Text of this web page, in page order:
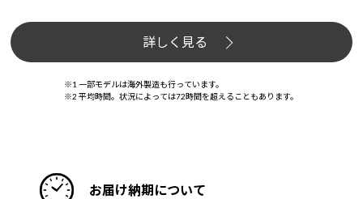
詳しく見る
※1 一部モデルは海外製造も行っています。
※2 平均時間。状況によっては72時間を超えることもあります。
お届け納期について